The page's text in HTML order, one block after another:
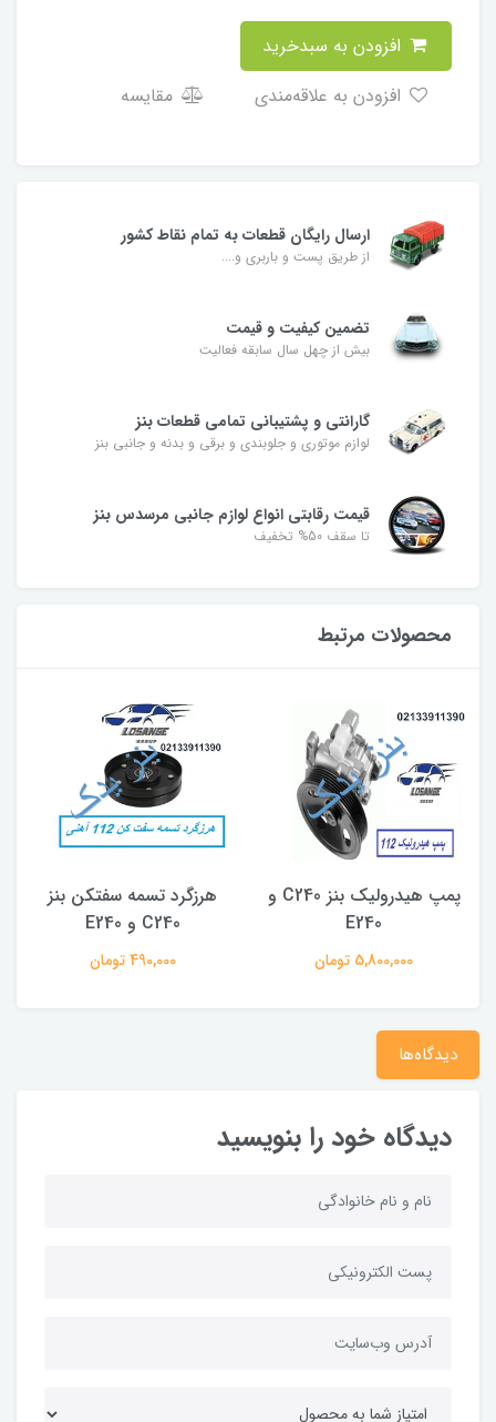
مقایسه
ارسال رایگان قطعات به تمام نقاط کشور
از طریق پست و باربری و....
تضمین کیفیت و قیمت
بیش از چهل سال سابقه فعالیت
گارانتی و پشتیبانی تمامی قطعات بنز
لوازم موتوری و جلوبندی و برقی و بدنه و جانبی بنز
قیمت رقابتی انواع لوازم جانبی مرسدس بنز
تا سقف 50% تخفیف
محصولات مرتبط
پمپ هیدرولیک بنز C240 و
E240
5,800,000 تومان
هرزگرد تسمه سفتکن بنز
C240 و E240
490,000 تومان
دیدگاه‌ها
دیدگاه خود را بنویسید